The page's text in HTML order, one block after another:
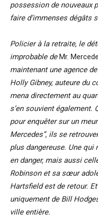
possession de nouveaux
faire d’immenses dégâts
Policier à la retraite, le
improbable deMr.
maintenant une agence
Holly Gibney, auteure du
mena directement au
s’en souvient également.
pour enquêter sur un
Mercedes”, ils se
plus dangereuse. Une
en danger, mais aussi
Robinson et sa sœur
Hartsfield est de retour.
uniquement de Bill
ville entière.